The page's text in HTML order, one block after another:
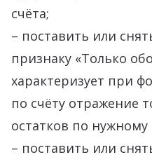
счёта;
– поставить или
признаку «Только
характеризует при
по счёту отражение
остатков по нужному
– поставить или